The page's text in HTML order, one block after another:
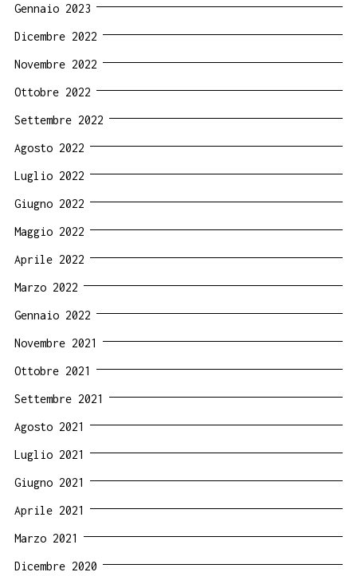
Gennaio 2023
Dicembre 2022
Novembre 2022
Ottobre 2022
Settembre 2022
Agosto 2022
Luglio 2022
Giugno 2022
Maggio 2022
Aprile 2022
Marzo 2022
Gennaio 2022
Novembre 2021
Ottobre 2021
Settembre 2021
Agosto 2021
Luglio 2021
Giugno 2021
Aprile 2021
Marzo 2021
Dicembre 2020